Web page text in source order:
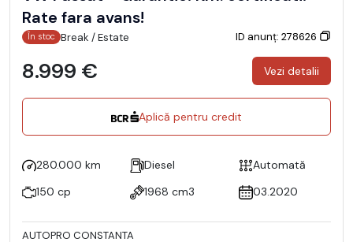
Rate fara avans!
În stoc Break / Estate ID anunț: 278626
8.999 € Vezi detalii
Aplică pentru credit
280.000 km Diesel
Automată
150 cp
1968 cm3 03.2020
AUTOPRO CONSTANTA